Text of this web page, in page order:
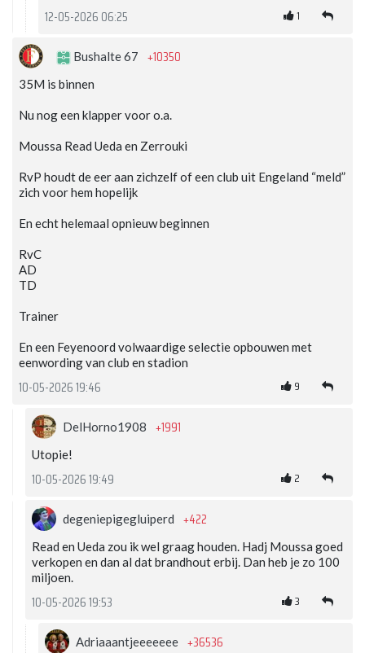
12-05-2026 06:25 1
Bushalte 67 +10350
35M is binnen
Nu nog een klapper voor o.a.
Moussa Read Ueda en Zerrouki
RvP houdt de eer aan zichzelf of een club uit Engeland “meld”
zich voor hem hopelijk
En echt helemaal opnieuw beginnen
RvC
AD
TD
Trainer
En een Feyenoord volwaardige selectie opbouwen met
eenwording van club en stadion
10-05-2026 19:46 9
DelHorno1908 +1991
Utopie!
10-05-2026 19:49 2
degeniepigegluiperd +422
Read en Ueda zou ik wel graag houden. Hadj Moussa goed
verkopen en dan al dat brandhout erbij. Dan heb je zo 100
miljoen.
10-05-2026 19:53 3
Adriaaantjeeeeeee +36536